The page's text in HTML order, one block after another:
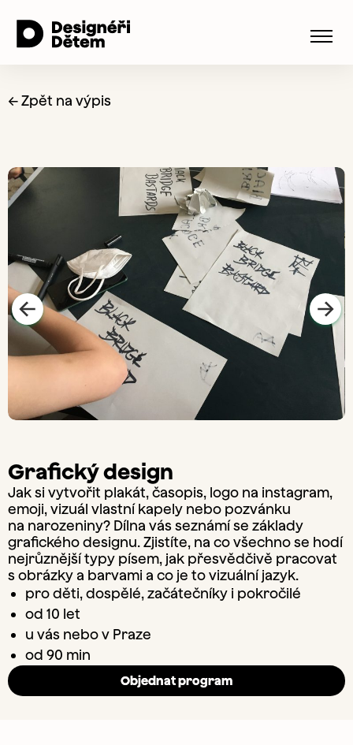
← Zpět na výpis
Grafický design
Jak si vytvořit plakát, časopis, logo na instagram,
emoji, vizuál vlastní kapely nebo pozvánku
na narozeniny? Dílna vás seznámí se základy
grafického designu. Zjistíte, na co všechno se hodí
nejrůznější typy písem, jak přesvědčivě pracovat
s obrázky a barvami a co je to vizuální jazyk.
pro děti, dospělé, začátečníky i pokročilé
od 10 let
u vás nebo v Praze
od 90 min
Objednat program